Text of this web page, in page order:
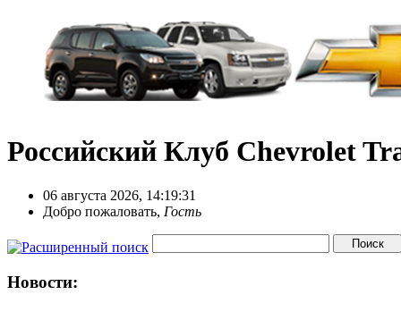
Российский Клуб Chevrolet
06 августа 2026, 14:19:31
Добро пожаловать, Гость
Новости: